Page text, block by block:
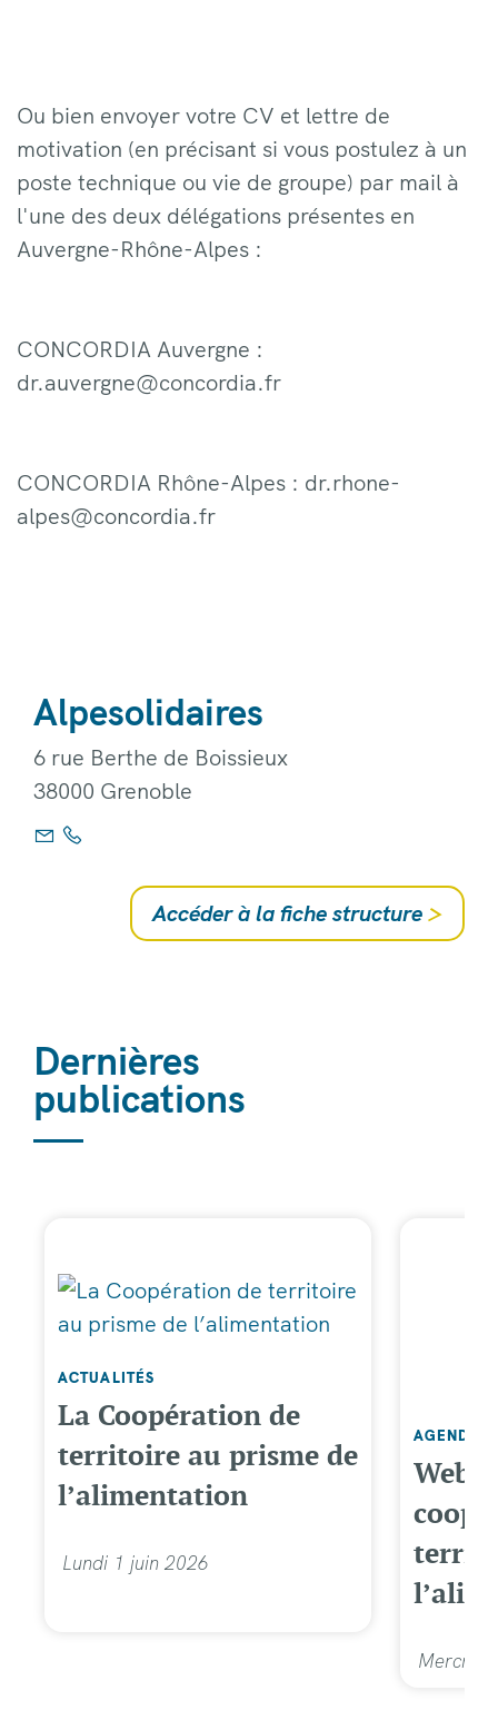
Ou bien envoyer votre CV et lettre de
motivation (en précisant si vous postulez à un
poste technique ou vie de groupe) par mail à
l'une des deux délégations présentes en
Auvergne-Rhône-Alpes :
CONCORDIA Auvergne :
dr.auvergne@concordia.fr
CONCORDIA Rhône-Alpes : dr.rhone-
alpes@concordia.fr
Alpesolidaires
6 rue Berthe de Boissieux
38000 Grenoble
Accéder à la fiche structure >
Dernières
publications
ACTUALITÉS
La Coopération de
territoire au prisme de
l’alimentation
Lundi 1 juin 2026
AGENDA